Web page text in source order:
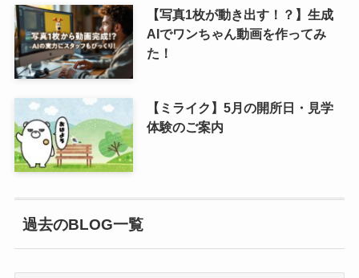
【写真1枚が動き出す！？】生成
AIでワンちゃん動画を作ってみ
た！
【ミライク】5月の開所日・見学
体験のご案内
過去のBLOG一覧